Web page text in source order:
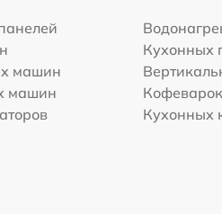
Кухонных
машин
машин
Кофеварок
Кухонных